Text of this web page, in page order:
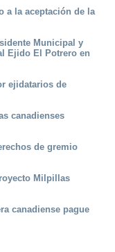
a la aceptación de la
Municipal y
Ejido El Potrero en
ejidatarios de
canadienses
de gremio
Milpillas
canadiense pague